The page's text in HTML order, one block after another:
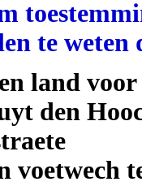
te
land voor
den
voetwech